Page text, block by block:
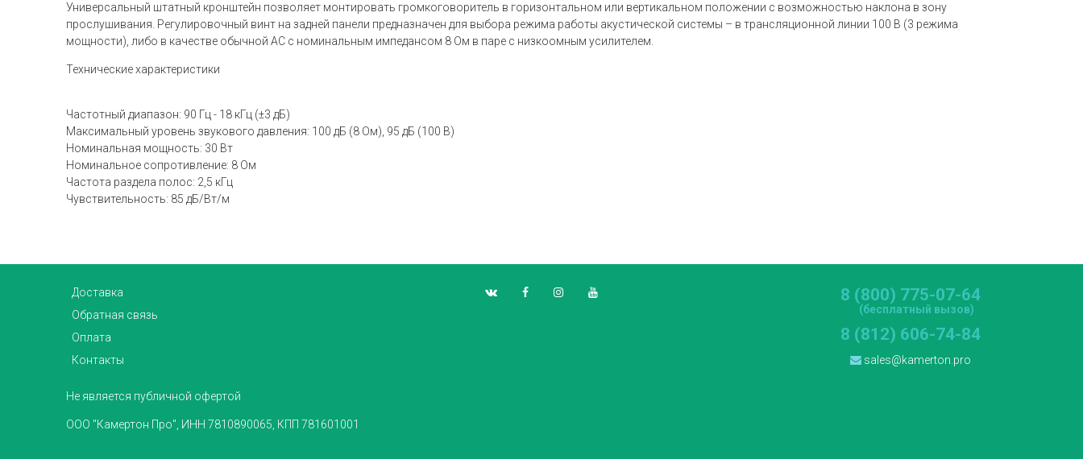
Универсальный штатный кронштейн позволяет монтировать громкоговоритель в горизонтальном или вертикальном положении с возможностью наклона в зону
прослушивания. Регулировочный винт на задней панели предназначен для выбора режима работы акустической системы – в трансляционной линии 100 В (3 режима
мощности), либо в качестве обычной АС с номинальным импедансом 8 Ом в паре с низкоомным усилителем.
Технические характеристики
Частотный диапазон: 90 Гц - 18 кГц (±3 дБ)
Максимальный уровень звукового давления: 100 дБ (8 Ом), 95 дБ (100 В)
Номинальная мощность: 30 Вт
Номинальное сопротивление: 8 Ом
Частота раздела полос: 2,5 кГц
Чувствительность: 85 дБ/Вт/м
Доставка
Обратная связь
Оплата
Контакты
8 (800) 775-07-64
(бесплатный вызов)
8 (812) 606-74-84
sales@kamerton.pro
Не является публичной офертой
ООО "Камертон Про", ИНН 7810890065, КПП 781601001